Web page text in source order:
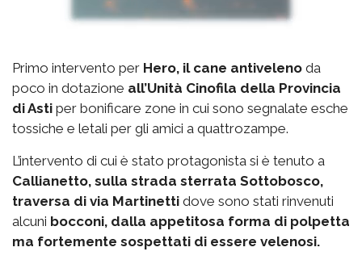
Primo intervento per Hero, il cane antiveleno da
poco in dotazione all’Unità Cinofila della Provincia
di Asti per bonificare zone in cui sono segnalate esche
tossiche e letali per gli amici a quattrozampe.
L’intervento di cui è stato protagonista si è tenuto a
Callianetto, sulla strada sterrata Sottobosco,
traversa di via Martinetti dove sono stati rinvenuti
alcuni bocconi, dalla appetitosa forma di polpetta
ma fortemente sospettati di essere velenosi.